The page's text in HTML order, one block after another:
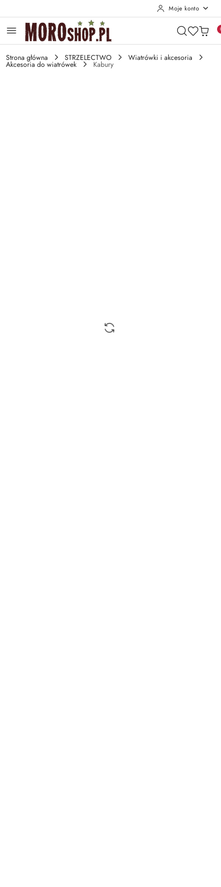
Moje konto
Strona główna STRZELECTWO Wiatrówki i akcesoria
Akcesoria do wiatrówek Kabury